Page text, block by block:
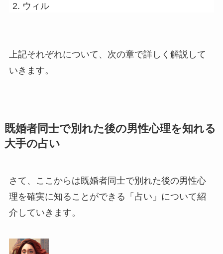
ウィル
上記それぞれについて、次の章で詳しく解説して
いきます。
既婚者同士で別れた後の男性心理を知れる
大手の占い
さて、ここからは既婚者同士で別れた後の男性心
理を確実に知ることができる「占い」について紹
介していきます。